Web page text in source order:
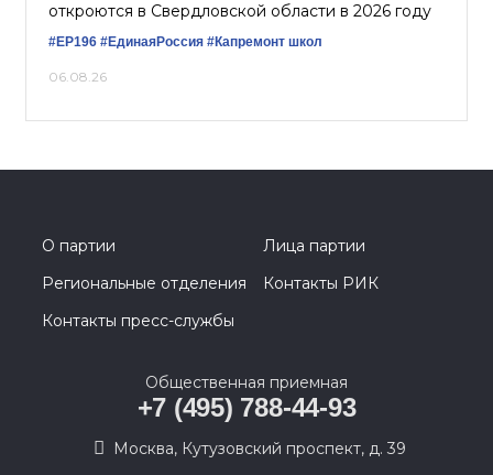
откроются в Свердловской области в 2026 году
#ЕР196 #ЕдинаяРоссия #Капремонт школ
06.08.26
О партии
Лица партии
Региональные отделения
Контакты РИК
Контакты пресс-службы
Общественная приемная
+7 (495) 788-44-93
Москва, Кутузовский проспект, д. 39